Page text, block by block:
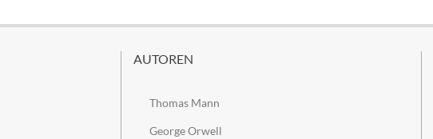
AUTOREN
Thomas Mann
George Orwell